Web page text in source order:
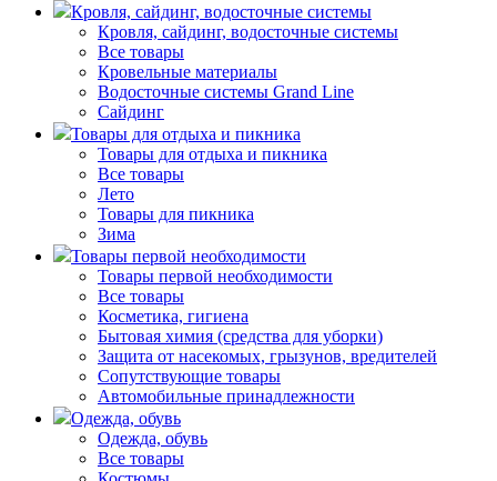
Кровля, сайдинг, водосточные системы
Кровля, сайдинг, водосточные системы
Все товары
Кровельные материалы
Водосточные системы Grand Line
Сайдинг
Товары для отдыха и пикника
Товары для отдыха и пикника
Все товары
Лето
Товары для пикника
Зима
Товары первой необходимости
Товары первой необходимости
Все товары
Косметика, гигиена
Бытовая химия (средства для уборки)
Защита от насекомых, грызунов, вредителей
Сопутствующие товары
Автомобильные принадлежности
Одежда, обувь
Одежда, обувь
Все товары